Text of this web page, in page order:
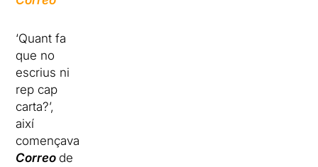
‘Quant fa
que no
escrius ni
rep cap
carta?’,
així
començava
Correo de